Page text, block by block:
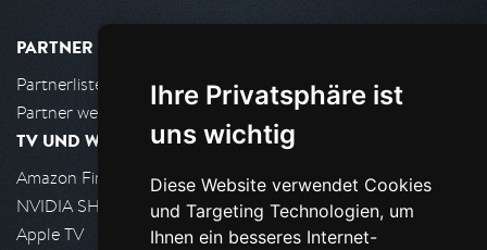
Ihre Privatsphäre ist
uns wichtig
Diese Website verwendet Cookies
und Targeting Technologien, um
Ihnen ein besseres Internet-
PARTNER
Partnerliste
Partner werden
TV UND WOHNZIMMER
Amazon FireTV
NVIDIA SHIELD, Google TV
Apple TV